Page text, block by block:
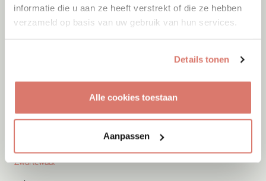
informatie die u aan ze heeft verstrekt of die ze hebben
verzameld op basis van uw gebruik van hun services.
Details tonen
Alle cookies toestaan
Aanpassen
Zwartewaal